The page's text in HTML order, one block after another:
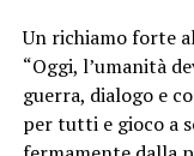
Un richiamo forte
“Oggi, l’umanità
guerra, dialogo e
per tutti e gioco a